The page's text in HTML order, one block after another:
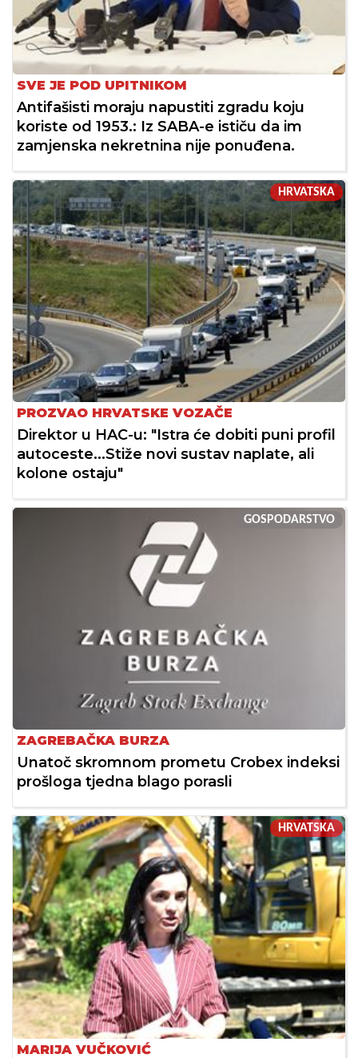
SVE JE POD UPITNIKOM
Antifašisti moraju napustiti zgradu koju
koriste od 1953.: Iz SABA-e ističu da im
zamjenska nekretnina nije ponuđena.
HRVATSKA
PROZVAO HRVATSKE VOZAČE
Direktor u HAC-u: "Istra će dobiti puni profil
autoceste...Stiže novi sustav naplate, ali
kolone ostaju"
GOSPODARSTVO
ZAGREBAČKA BURZA
Unatoč skromnom prometu Crobex indeksi
prošloga tjedna blago porasli
HRVATSKA
MARIJA VUČKOVIĆ